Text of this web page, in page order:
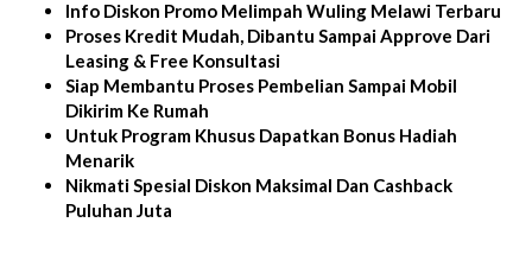
Info Diskon Promo Melimpah Wuling Melawi Terbaru
Proses Kredit Mudah, Dibantu Sampai Approve Dari
Leasing & Free Konsultasi
Siap Membantu Proses Pembelian Sampai Mobil
Dikirim Ke Rumah
Untuk Program Khusus Dapatkan Bonus Hadiah
Menarik
Nikmati Spesial Diskon Maksimal Dan Cashback
Puluhan Juta